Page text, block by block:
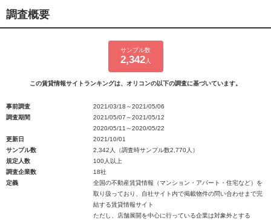
調査概要
サンプル数
2,342人
この賃貸情報サイトランキングは、オリコンの以下の調査に基づいています。
事前調査
2021/03/18～2021/05/06
調査期間
2021/05/07～2021/05/12
2020/05/11～2020/05/22
更新日
2021/10/01
サンプル数
2,342人（調査時サンプル数2,770人）
規定人数
100人以上
調査企業数
18社
定義
全国の不動産賃貸情報（マンション・アパート・住宅など）を
取り扱っており、自社サイト内で掲載物件の問い合わせまで完
結する賃貸情報サイト
ただし、店舗展開を中心に行っている企業は対象外とする